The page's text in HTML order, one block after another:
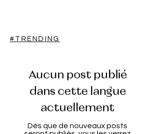
#TRENDING
Aucun post publié
dans cette langue
actuellement
Dès que de nouveaux posts